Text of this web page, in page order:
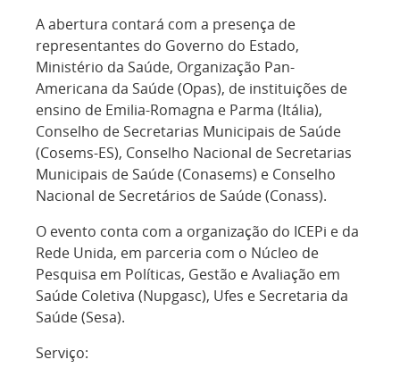
A abertura contará com a presença de
representantes do Governo do Estado,
Ministério da Saúde, Organização Pan-
Americana da Saúde (Opas), de instituições de
ensino de Emilia-Romagna e Parma (Itália),
Conselho de Secretarias Municipais de Saúde
(Cosems-ES), Conselho Nacional de Secretarias
Municipais de Saúde (Conasems) e Conselho
Nacional de Secretários de Saúde (Conass).
O evento conta com a organização do ICEPi e da
Rede Unida, em parceria com o Núcleo de
Pesquisa em Políticas, Gestão e Avaliação em
Saúde Coletiva (Nupgasc), Ufes e Secretaria da
Saúde (Sesa).
Serviço: